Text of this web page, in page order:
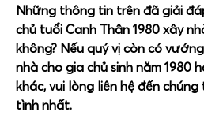
Những thông tin trên đã giải
chủ tuổi Canh Thân 1980 xây
không? Nếu quý vị còn có
nhà cho gia chủ sinh năm 1980
khác, vui lòng liên hệ đến
tình nhất.